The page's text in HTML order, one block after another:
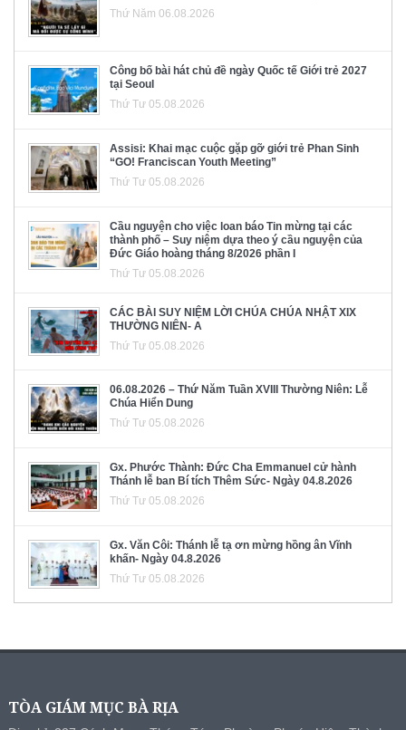
Thứ Năm 06.08.2026
Công bố bài hát chủ đề ngày Quốc tế Giới trẻ 2027
tại Seoul
Thứ Tư 05.08.2026
Assisi: Khai mạc cuộc gặp gỡ giới trẻ Phan Sinh
“GO! Franciscan Youth Meeting”
Thứ Tư 05.08.2026
Cầu nguyện cho việc loan báo Tin mừng tại các
thành phố – Suy niệm dựa theo ý cầu nguyện của
Đức Giáo hoàng tháng 8/2026 phần I
Thứ Tư 05.08.2026
CÁC BÀI SUY NIỆM LỜI CHÚA CHÚA NHẬT XIX
THƯỜNG NIÊN- A
Thứ Tư 05.08.2026
06.08.2026 – Thứ Năm Tuần XVIII Thường Niên: Lễ
Chúa Hiển Dung
Thứ Tư 05.08.2026
Gx. Phước Thành: Đức Cha Emmanuel cử hành
Thánh lễ ban Bí tích Thêm Sức- Ngày 04.8.2026
Thứ Tư 05.08.2026
Gx. Văn Côi: Thánh lễ tạ ơn mừng hồng ân Vĩnh
khấn- Ngày 04.8.2026
Thứ Tư 05.08.2026
TÒA GIÁM MỤC BÀ RỊA